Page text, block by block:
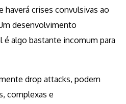
haverá crises convulsivas ao
desenvolvimento
algo bastante incomum para
drop attacks, podem
complexas e